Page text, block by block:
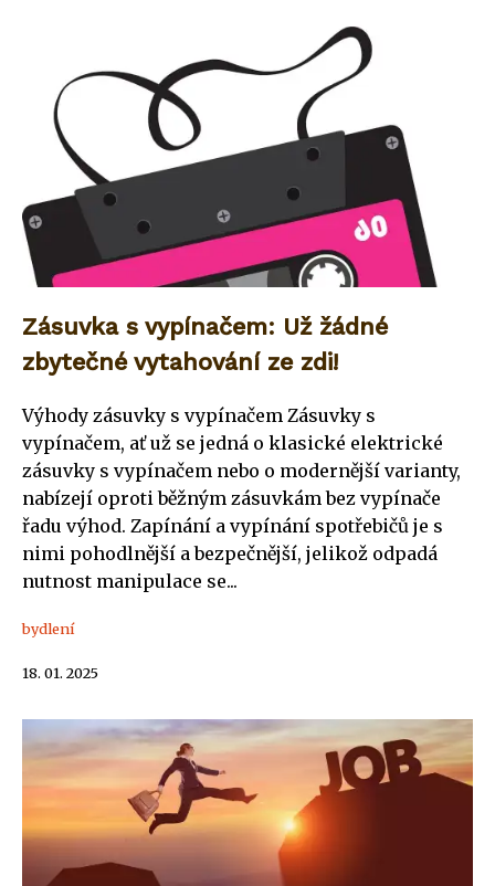
Zásuvka s vypínačem: Už žádné
zbytečné vytahování ze zdi!
Výhody zásuvky s vypínačem Zásuvky s
vypínačem, ať už se jedná o klasické elektrické
zásuvky s vypínačem nebo o modernější varianty,
nabízejí oproti běžným zásuvkám bez vypínače
řadu výhod. Zapínání a vypínání spotřebičů je s
nimi pohodlnější a bezpečnější, jelikož odpadá
nutnost manipulace se...
bydlení
18. 01. 2025